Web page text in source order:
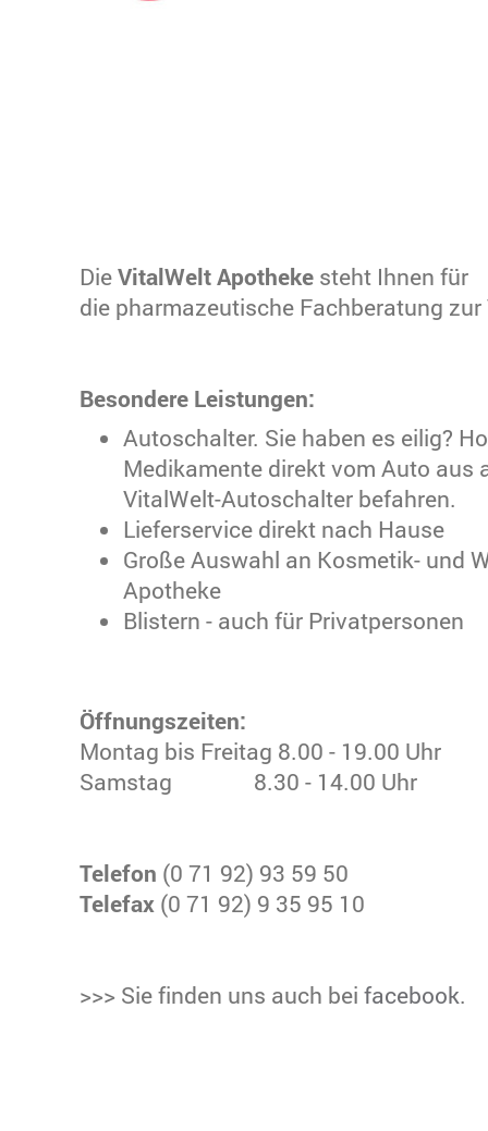
DieVitalWelt Apothekesteht Ihnen für
die pharmazeutische Fachberatung
Besondere Leistungen:
Autoschalter. Sie haben es eilig?
Medikamente direkt vom Auto aus
VitalWelt-Autoschalter befahren.
Lieferservice direkt nach Hause
Große Auswahl an Kosmetik- und
Apotheke
Blistern - auch für Privatpersonen
Öffnungszeiten:
Montag bis Freitag 8.00 - 19.00 Uhr
Samstag 8.30 - 14.00 Uhr
Telefon (0 71 92) 93 59 50
Telefax(0 71 92) 9 35 95 10
>>> Sie finden uns auch bei facebook.